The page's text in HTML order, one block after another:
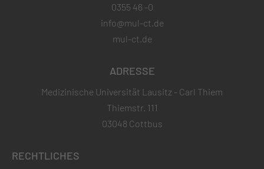
0355 46 -0
info@mul-ct.de
mul-ct.de
ADRESSE
Medizinische Universität Lausitz - Carl Thiem
Thiemstr. 111
03048 Cottbus
RECHTLICHES